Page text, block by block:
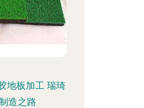
地板加工 瑞琦
造之路